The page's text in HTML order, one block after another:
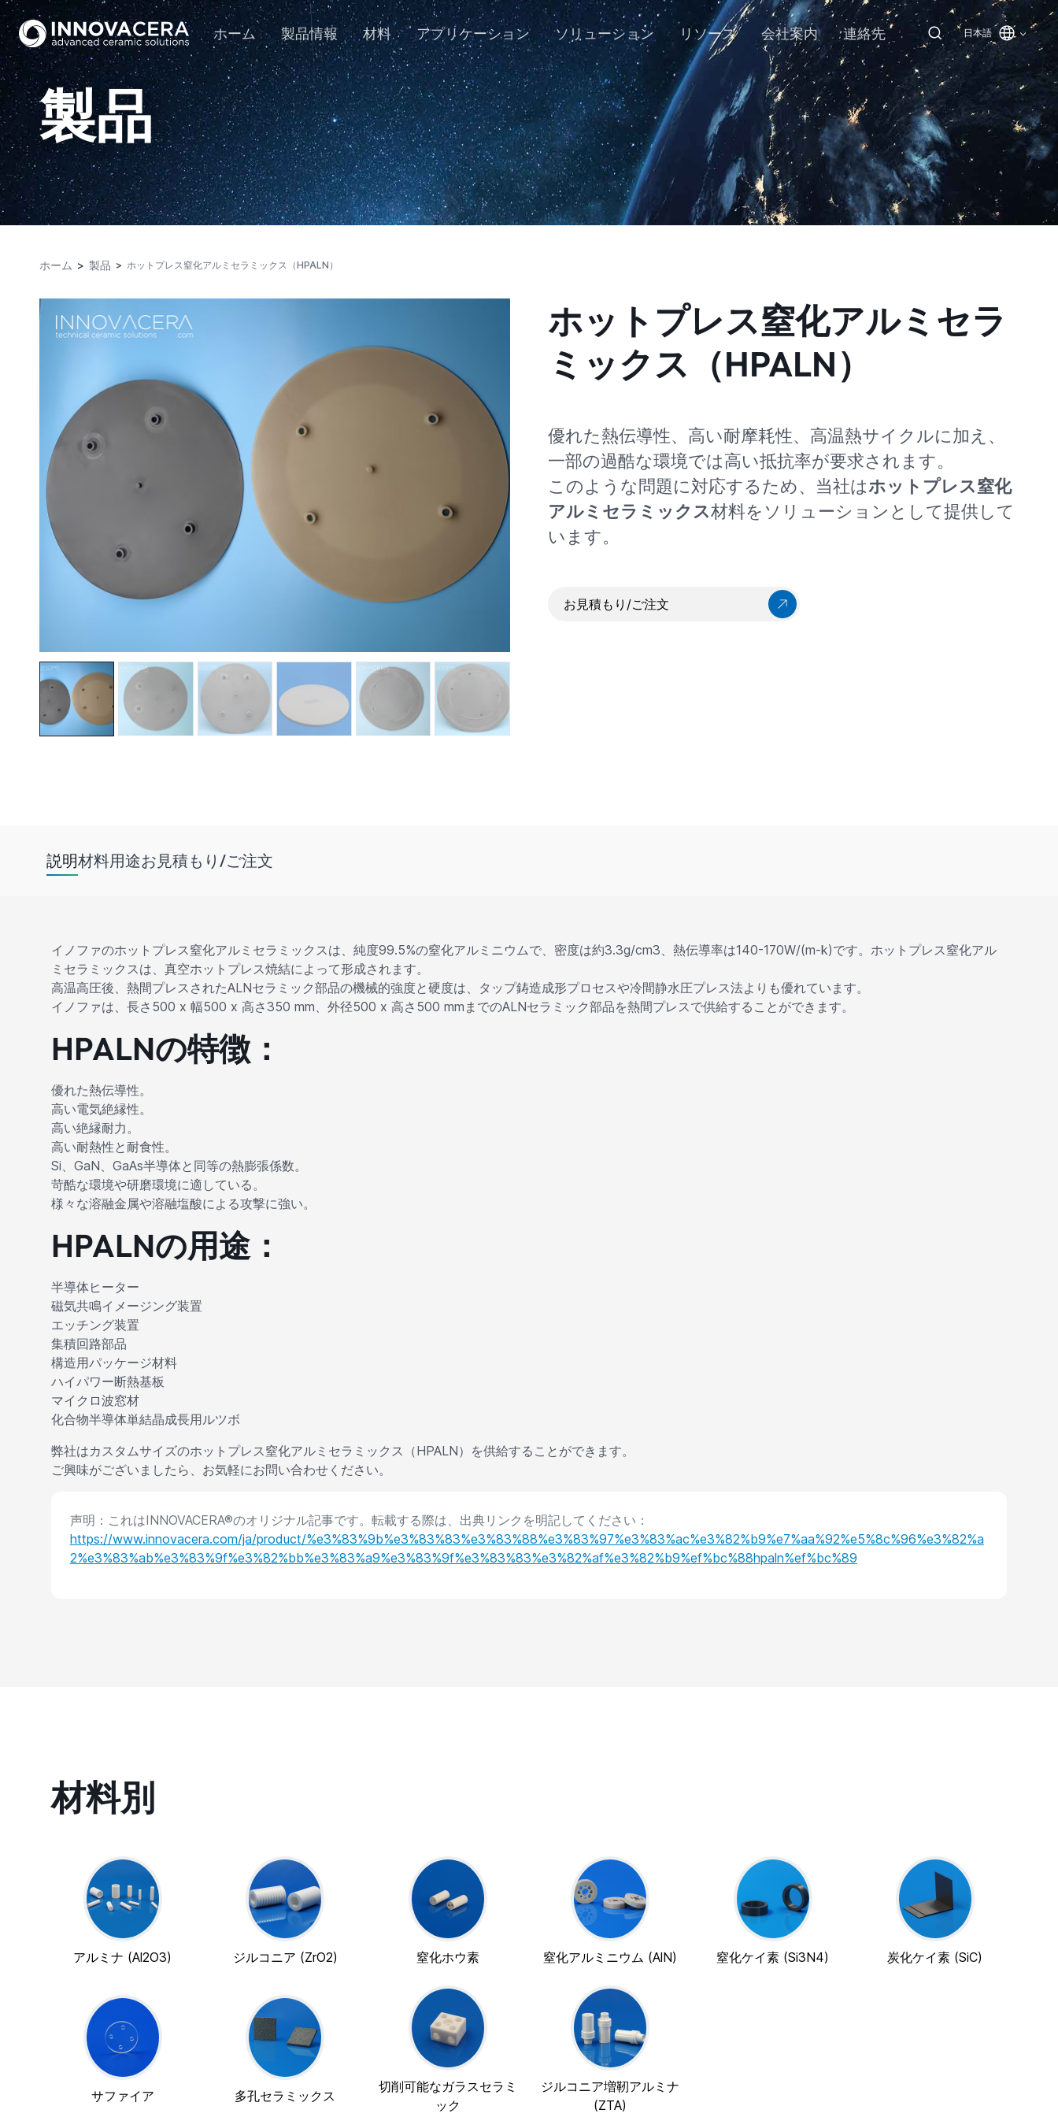
ホーム 製品情報 材料 アプリケーション ソリューション リソース 会社案内 連絡先 日本語
製品
ホーム 製品 ホットプレス窒化アルミセラミックス（HPALN）
ホットプレス窒化アルミセラ
ミックス（HPALN）
優れた熱伝導性、高い耐摩耗性、高温熱サイクルに加え、
一部の過酷な環境では高い抵抗率が要求されます。
このような問題に対応するため、当社はホットプレス窒化
アルミセラミックス材料をソリューションとして提供して
います。
お見積もり/ご注文
説明材料用途お見積もり/ご注文
イノファのホットプレス窒化アルミセラミックスは、純度99.5%の窒化アルミニウムで、密度は約3.3g/cm3、熱伝導率は140-170W/(m-k)です。ホットプレス窒化アル
ミセラミックスは、真空ホットプレス焼結によって形成されます。
高温高圧後、熱間プレスされたALNセラミック部品の機械的強度と硬度は、タップ鋳造成形プロセスや冷間静水圧プレス法よりも優れています。
イノファは、長さ500 x 幅500 x 高さ350 mm、外径500 x 高さ500 mmまでのALNセラミック部品を熱間プレスで供給することができます。
HPALNの特徴：
優れた熱伝導性。
高い電気絶縁性。
高い絶縁耐力。
高い耐熱性と耐食性。
Si、GaN、GaAs半導体と同等の熱膨張係数。
苛酷な環境や研磨環境に適している。
様々な溶融金属や溶融塩酸による攻撃に強い。
HPALNの用途：
半導体ヒーター
磁気共鳴イメージング装置
エッチング装置
集積回路部品
構造用パッケージ材料
ハイパワー断熱基板
マイクロ波窓材
化合物半導体単結晶成長用ルツボ
弊社はカスタムサイズのホットプレス窒化アルミセラミックス（HPALN）を供給することができます。
ご興味がございましたら、お気軽にお問い合わせください。
声明：これはINNOVACERA®のオリジナル記事です。転載する際は、出典リンクを明記してください：
https://www.innovacera.com/ja/product/%e3%83%9b%e3%83%83%e3%83%88%e3%83%97%e3%83%ac%e3%82%b9%e7%aa%92%e5%8c%96%e3%82%a
2%e3%83%ab%e3%83%9f%e3%82%bb%e3%83%a9%e3%83%9f%e3%83%83%e3%82%af%e3%82%b9%ef%bc%88hpaln%ef%bc%89
材料別
アルミナ (Al2O3) ジルコニア (ZrO2) 窒化ホウ素 窒化アルミニウム (AlN) 窒化ケイ素 (Si3N4) 炭化ケイ素 (SiC)
サファイア 多孔セラミックス
切削可能なガラスセラミ
ック
ジルコニア増靭アルミナ
(ZTA)